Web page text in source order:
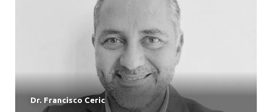
Dr. Francisco Ceric